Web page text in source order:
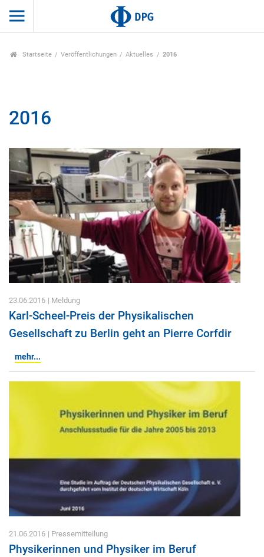
Startseite Veröffentlichungen Aktuelles 2016
2016
23.06.2016 | Meldung
Karl-Scheel-Preis der Physikalischen
Gesellschaft zu Berlin geht an Pierre Corfdir
mehr...
21.06.2016 | Pressemitteilung
Physikerinnen und Physiker im Beruf